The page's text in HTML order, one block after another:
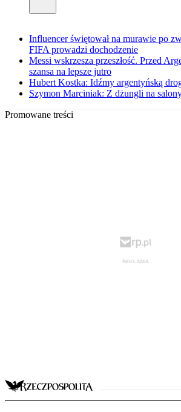
Influencer świętował na murawie po
FIFA prowadzi dochodzenie
Messi wskrzesza przeszłość. Przed
szansa na lepsze jutro
Hubert Kostka: Idźmy argentyńską
Szymon Marciniak: Z dżungli na
Promowane treści